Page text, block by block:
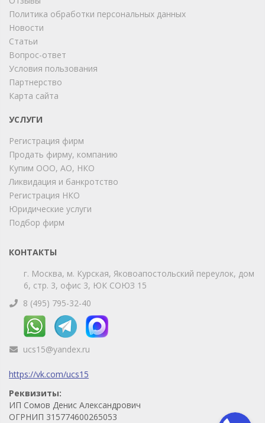
Политика обработки персональных данных
Новости
Статьи
Вопрос-ответ
Условия пользования
Партнерство
Карта сайта
УСЛУГИ
Регистрация фирм
Продать фирму, компанию
Купим ООО, АО, НКО
Ликвидация и банкротство
Регистрация НКО
Юридические услуги
Подбор фирм
КОНТАКТЫ
г. Москва, м. Курская, Яковоапостольский переулок, дом
6, стр. 3, офис 3, ЮК СОЮЗ 15
8 (495) 795-32-40
ucs15@yandex.ru
https://vk.com/ucs15
Реквизиты:
ИП Сомов Денис Александрович
ОГРНИП 315774600265053
ChatApp
online
Мы на связи!
Позвоните нам или свяжитесь с нами через любой
удобный мессенджер!
Telegram
Телефон